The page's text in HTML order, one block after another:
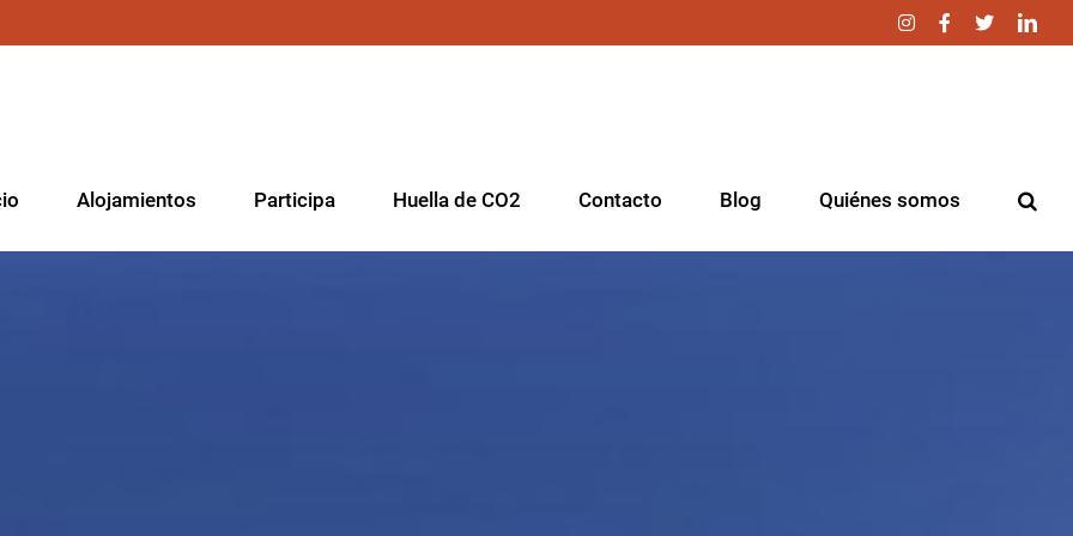
InstagramFacebook
Twitter
Alojamientos Participa Huella de CO2 Contacto Blog Quiénes somos